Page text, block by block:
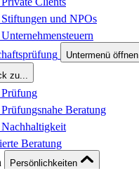
Stiftungen und NPOs
Unternehmensteuern
Untermenü öffnen
zu...
Prüfung
Prüfungsnahe Beratung
Nachhaltigkeit
Beratung
Persönlichkeiten